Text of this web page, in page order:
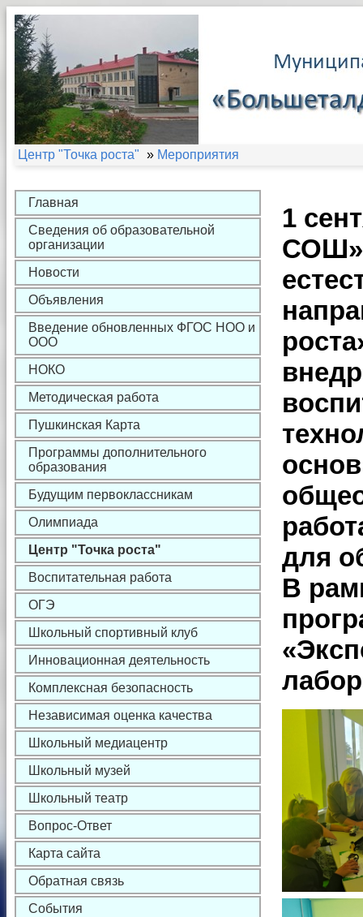
Центр "Точка роста" » Мероприятия
Главная
Сведения об образовательной
организации
Новости
Объявления
Введение обновленных ФГОС НОО и
ООО
НОКО
Методическая работа
Пушкинская Карта
Программы дополнительного
образования
Будущим первоклассникам
Олимпиада
Центр "Точка роста"
Воспитательная работа
ОГЭ
Школьный спортивный клуб
Инновационная деятельность
Комплексная безопасность
Независимая оценка качества
Школьный медиацентр
Школьный музей
Школьный театр
Вопрос-Ответ
Карта сайта
Обратная связь
События
1
СОШ»
для
В